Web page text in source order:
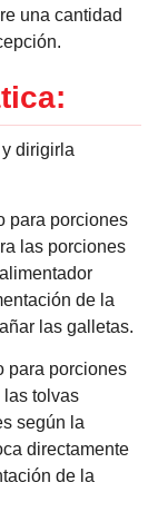
una cantidad
dirigirla
para porciones
las porciones
de la
las galletas.
para porciones
las tolvas
según la
directamente
de la